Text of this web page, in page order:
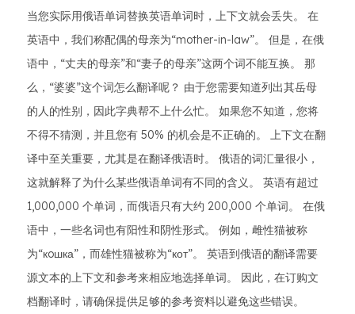
当您实际用俄语单词替换英语单词时，上下文就会丢失。 在
英语中，我们称配偶的母亲为“mother-in-law”。 但是，在俄
语中，“丈夫的母亲”和“妻子的母亲”这两个词不能互换。 那
么，“婆婆”这个词怎么翻译呢？ 由于您需要知道列出其岳母
的人的性别，因此字典帮不上什么忙。 如果您不知道，您将
不得不猜测，并且您有 50% 的机会是不正确的。 上下文在翻
译中至关重要，尤其是在翻译俄语时。 俄语的词汇量很小，
这就解释了为什么某些俄语单词有不同的含义。 英语有超过
1,000,000 个单词，而俄语只有大约 200,000 个单词。 在俄
语中，一些名词也有阳性和阴性形式。 例如，雌性猫被称
为“кoшка”，而雄性猫被称为“кот”。 英语到俄语的翻译需要
源文本的上下文和参考来相应地选择单词。 因此，在订购文
档翻译时，请确保提供足够的参考资料以避免这些错误。